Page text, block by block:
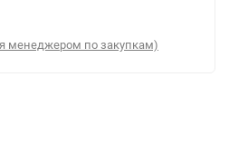
менеджером по закупкам)